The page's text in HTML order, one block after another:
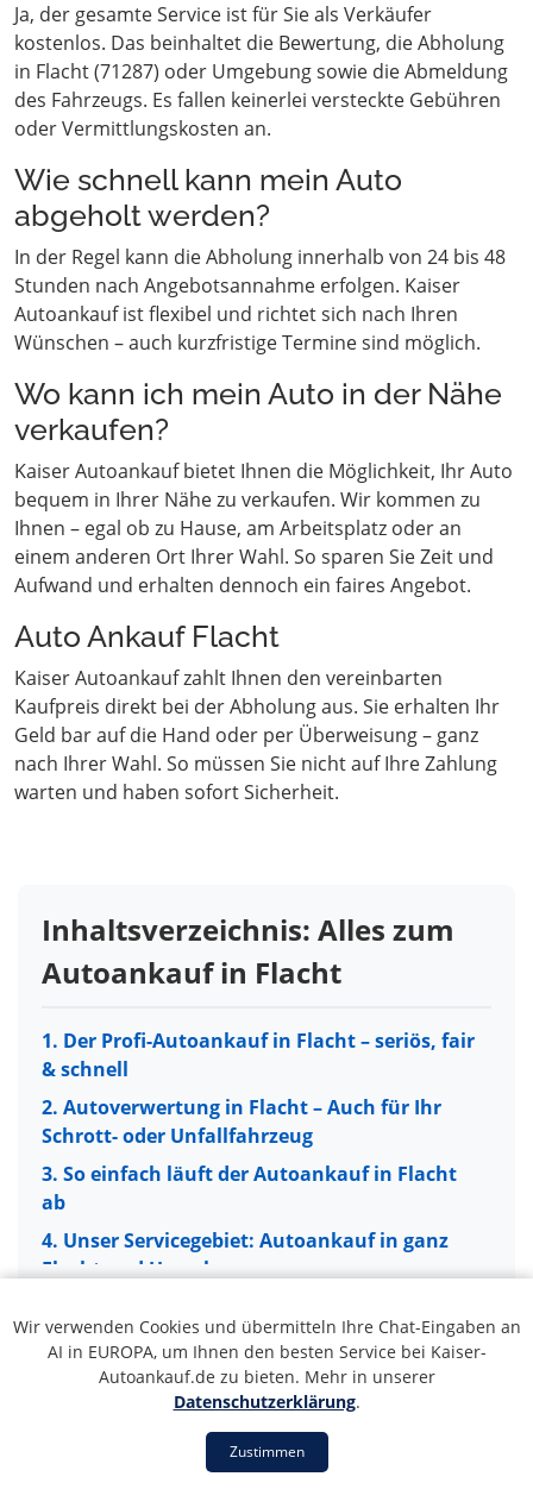
Ja, der gesamte Service ist für Sie als Verkäufer
kostenlos. Das beinhaltet die Bewertung, die Abholung
in Flacht (71287) oder Umgebung sowie die Abmeldung
des Fahrzeugs. Es fallen keinerlei versteckte Gebühren
oder Vermittlungskosten an.
Wie schnell kann mein Auto
abgeholt werden?
In der Regel kann die Abholung innerhalb von 24 bis 48
Stunden nach Angebotsannahme erfolgen. Kaiser
Autoankauf ist flexibel und richtet sich nach Ihren
Wünschen – auch kurzfristige Termine sind möglich.
Wo kann ich mein Auto in der Nähe
verkaufen?
Kaiser Autoankauf bietet Ihnen die Möglichkeit, Ihr Auto
bequem in Ihrer Nähe zu verkaufen. Wir kommen zu
Ihnen – egal ob zu Hause, am Arbeitsplatz oder an
einem anderen Ort Ihrer Wahl. So sparen Sie Zeit und
Aufwand und erhalten dennoch ein faires Angebot.
Auto Ankauf Flacht
Kaiser Autoankauf zahlt Ihnen den vereinbarten
Kaufpreis direkt bei der Abholung aus. Sie erhalten Ihr
Geld bar auf die Hand oder per Überweisung – ganz
nach Ihrer Wahl. So müssen Sie nicht auf Ihre Zahlung
warten und haben sofort Sicherheit.
Inhaltsverzeichnis: Alles zum
Autoankauf in Flacht
1. Der Profi-Autoankauf in Flacht – seriös, fair
& schnell
2. Autoverwertung in Flacht – Auch für Ihr
Schrott- oder Unfallfahrzeug
3. So einfach läuft der Autoankauf in Flacht
ab
4. Unser Servicegebiet: Autoankauf in ganz
Flacht und Umgebung
in Flacht
6. Ihr Fahrzeug in guten Händen: PKW, LKW &
7. Wann ist eine Autoverwertung die richtige
1. Der Profi-Autoankauf in Flacht –
seriös, fair & schnell
Sie möchten Ihr Fahrzeugin Flacht verkaufen
suchen einen verlässlichen Partner? Dann sind Sie bei
Wir verwenden Cookies und übermitteln Ihre Chat-Eingaben an
AI in EUROPA, um Ihnen den besten Service bei Kaiser-
Autoankauf.de zu bieten. Mehr in unserer
Datenschutzerklärung.
Zustimmen